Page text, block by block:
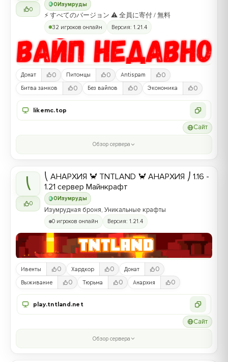
0
0Изумруды
⚡ すべてのバージョン ⚠ 全員に寄付 / 無料
32 игроков онлайн Версия: 1.21.4
Донат 0 Питомцы 0 Antispam 0
Битва замков 0 Без вайпов 0 Экономика 0
likemc.top
Сайт
Обзор сервера
⎝
0
0 Изумруды
⎝ АНАРХИЯ 🦀 TNTLAND 🦀 АНАРХИЯ ⎠ 1.16 -
1.21 сервер Майнкрафт
Изумрудная броня, Уникальные крафты
0 игроков онлайн Версия: 1.21.4
Ивенты 0 Хардкор 0 Донат 0
Выживание 0 Тюрьма 0 Анархия 0
play.tntland.net
Сайт
Обзор сервера